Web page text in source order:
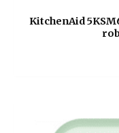
KitchenAid